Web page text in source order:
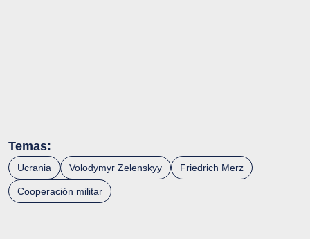
Temas:
Ucrania Volodymyr Zelenskyy Friedrich Merz
Cooperación militar